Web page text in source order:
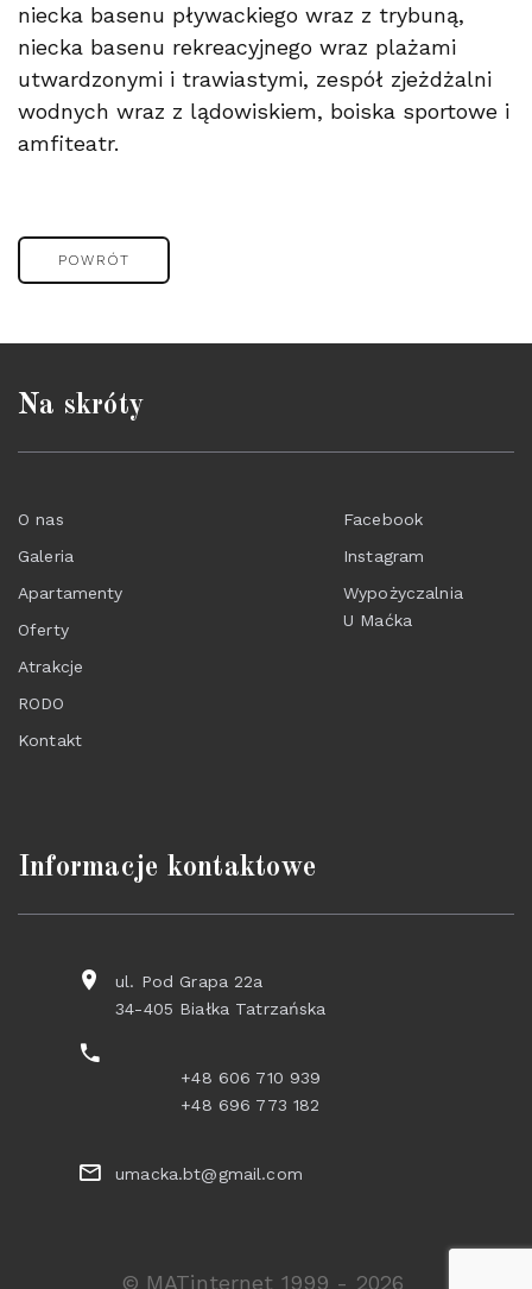
niecka basenu pływackiego wraz z trybuną,
niecka basenu rekreacyjnego wraz plażami
utwardzonymi i trawiastymi, zespół zjeżdżalni
wodnych wraz z lądowiskiem, boiska sportowe i
amfiteatr.
POWRÓT
Na skróty
O nas
Galeria
Apartamenty
Oferty
Atrakcje
RODO
Kontakt
Facebook
Instagram
Wypożyczalnia
U Maćka
Informacje kontaktowe
ul. Pod Grapa 22a
34-405 Białka Tatrzańska
+48 606 710 939
+48 696 773 182
umacka.bt@gmail.com
© MATinternet 1999 - 2026